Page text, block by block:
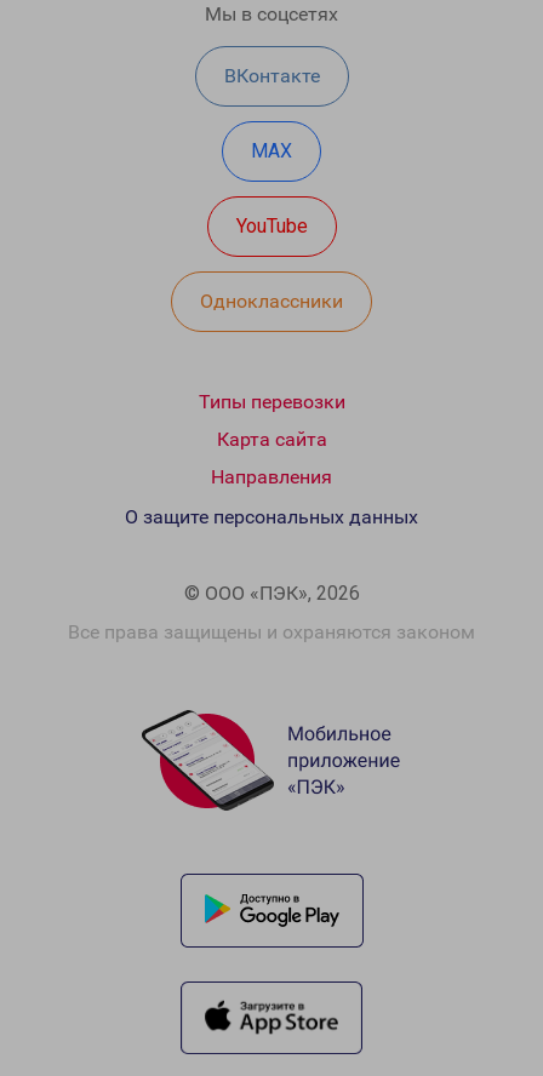
Мы в соцсетях
ВКонтакте
MAX
YouTube
Одноклассники
Типы перевозки
Карта сайта
Направления
© ООО «ПЭК», 2026
Все права защищены и охраняются законом
О защите персональных данных